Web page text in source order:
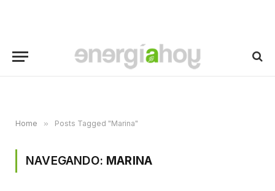
Home » Posts Tagged "Marina"
NAVEGANDO: MARINA